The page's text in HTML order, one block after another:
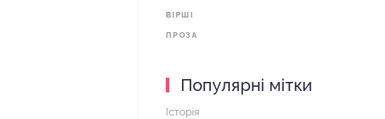
ВІРШІ
ПРОЗА
Популярні мітки
Історія